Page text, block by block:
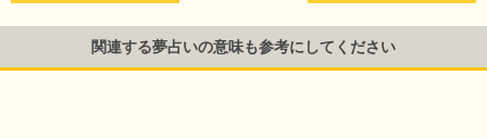
関連する夢占いの意味も参考にしてください